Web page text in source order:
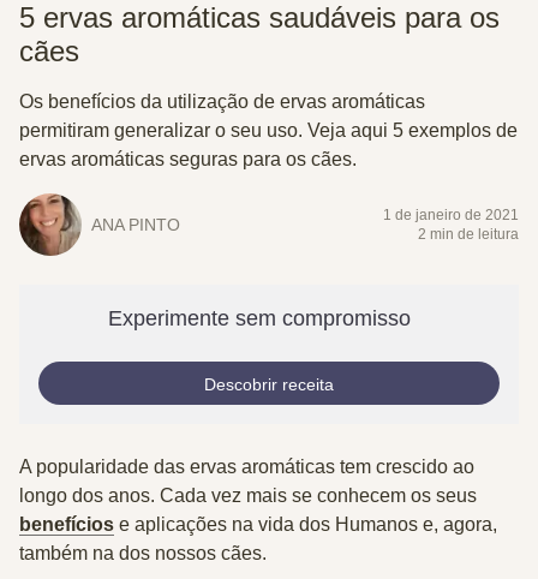
5 ervas aromáticas saudáveis para os
cães
Os benefícios da utilização de ervas aromáticas
permitiram generalizar o seu uso. Veja aqui 5 exemplos de
ervas aromáticas seguras para os cães.
ANA PINTO
1 de janeiro de 2021
2 min de leitura
Experimente sem compromisso
Descobrir receita
A popularidade das ervas aromáticas tem crescido ao
longo dos anos. Cada vez mais se conhecem os seus
benefícios e aplicações na vida dos Humanos e, agora,
também na dos nossos cães.